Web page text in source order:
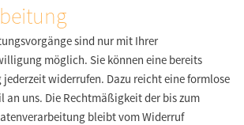
sind nur mit Ihrer
möglich. Sie können eine bereits
widerrufen. Dazu reicht eine formlose
an uns. Die Rechtmäßigkeit der bis zum
bleibt vom Widerruf